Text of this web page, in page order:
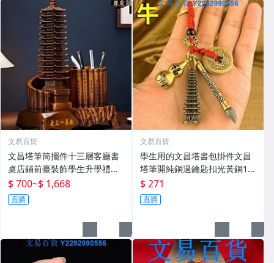
文易百貨
文昌塔筆筒擺件十三層客廳書
桌店鋪前臺裝飾學生升學禮品
喬遷禮物
$ 700~$ 1,668
直購
文易百貨
學生用的文昌塔書包掛件文昌
塔筆開純銅過鑰匙扣光黃銅13
層9層制1
$ 271
直購